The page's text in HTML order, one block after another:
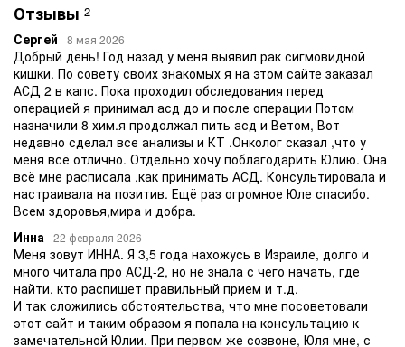
Отзывы 2
Сергей 8 мая 2026
Добрый день! Год назад у меня выявил рак сигмовидной
кишки. По совету своих знакомых я на этом сайте заказал
АСД 2 в капс. Пока проходил обследования перед
операцией я принимал асд до и после операции Потом
назначили 8 хим.я продолжал пить асд и Ветом, Вот
недавно сделал все анализы и КТ .Онколог сказал ,что у
меня всё отлично. Отдельно хочу поблагодарить Юлию. Она
всё мне расписала ,как принимать АСД. Консультировала и
настраивала на позитив. Ещё раз огромное Юле спасибо.
Всем здоровья,мира и добра.
Инна
22 февраля 2026
Меня зовут ИННА. Я 3,5 года нахожусь в Израиле, долго и
много читала про АСД-2, но не знала с чего начать, где
найти, кто распишет правильный прием и т.д.
И так сложились обстоятельства, что мне посоветовали
этот сайт и таким образом я попала на консультацию к
замечательной Юлии. При первом же созвоне, Юля мне, с